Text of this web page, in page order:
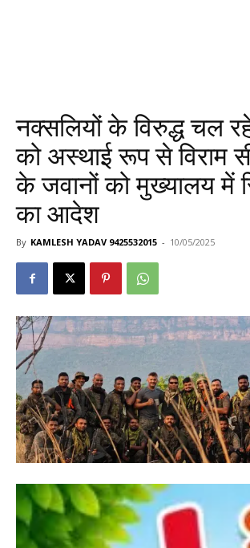
नक्सलियों के विरुद्ध चल
को अस्थाई रूप से विराम
के जवानों को मुख्यालय में
का आदेश
By KAMLESH YADAV 9425532015 - 10/05/2025